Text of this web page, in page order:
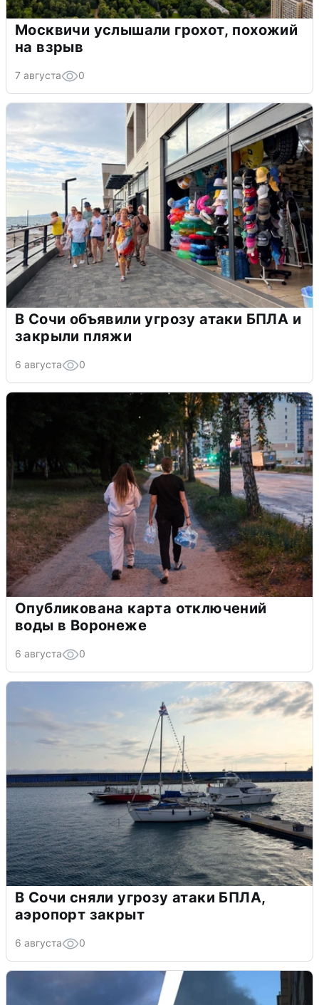
Москвичи услышали грохот, похожий
на взрыв
7 августа 0
В Сочи объявили угрозу атаки БПЛА и
закрыли пляжи
6 августа 0
Опубликована карта отключений
воды в Воронеже
6 августа 0
В Сочи сняли угрозу атаки БПЛА,
аэропорт закрыт
6 августа 0